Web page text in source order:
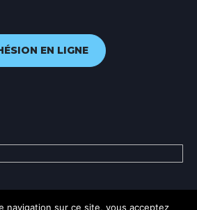
EN LIGNE
navigation sur ce site, vous acceptez